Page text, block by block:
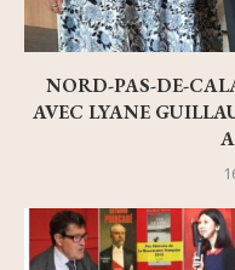
NORD-PAS-DE-
AVEC LYANE